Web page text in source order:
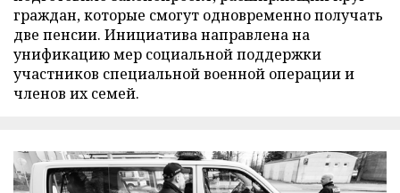
граждан, которые смогут одновременно получать
две пенсии. Инициатива направлена на
унификацию мер социальной поддержки
участников специальной военной операции и
членов их семей.